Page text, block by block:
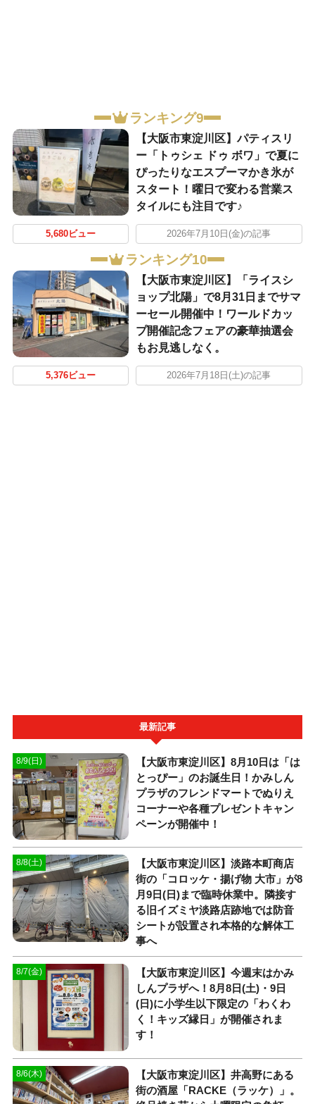
ランキング9
【大阪市東淀川区】パティスリ
ー「トゥシェ ドゥ ボワ」で夏に
ぴったりなエスプーマかき氷が
スタート！曜日で変わる営業ス
タイルにも注目です♪
5,680ビュー 2026年7月10日(金)の記事
ランキング10
【大阪市東淀川区】「ライスシ
ョップ北陽」で8月31日までサマ
ーセール開催中！ワールドカッ
プ開催記念フェアの豪華抽選会
もお見逃しなく。
5,376ビュー 2026年7月18日(土)の記事
最新記事
8/9(日)
【大阪市東淀川区】8月10日は「は
とっぴー」のお誕生日！かみしん
プラザのフレンドマートでぬりえ
コーナーや各種プレゼントキャン
ペーンが開催中！
8/8(土)
【大阪市東淀川区】淡路本町商店
街の「コロッケ・揚げ物 大市」が8
月9日(日)まで臨時休業中。隣接す
る旧イズミヤ淡路店跡地では防音
シートが設置され本格的な解体工
事へ
8/7(金)
【大阪市東淀川区】今週末はかみ
しんプラザへ！8月8日(土)・9日
(日)に小学生以下限定の「わくわ
く！キッズ縁日」が開催されま
す！
8/6(木)
【大阪市東淀川区】井高野にある
街の酒屋「RACKE（ラッケ）」。